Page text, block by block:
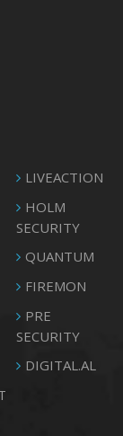
LIVEACTION
HOLM
SECURITY
QUANTUM
FIREMON
PRE
SECURITY
DIGITAL.AL